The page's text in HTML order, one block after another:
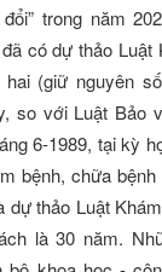
trong năm
có dự thảo Luật
(giữ nguyên
so với Luật Bảo
6-1989, tại kỳ
bệnh, chữa
dự thảo Luật
là 30 năm.